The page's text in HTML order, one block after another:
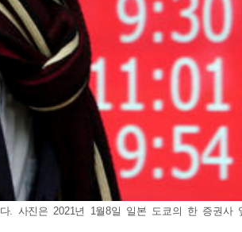
. 사진은 2021년 1월8일 일본 도쿄의 한 증권